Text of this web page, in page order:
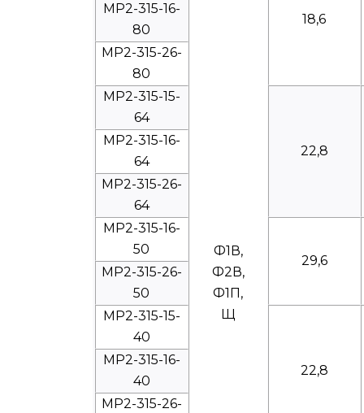
Ф1В,
Ф2В,
Ф1П,
Щ
18,6
МР2-315-16-
80
МР2-315-26-
80
МР2-315-15-
64
22,8
МР2-315-16-
64
МР2-315-26-
64
МР2-315-16-
50
29,6
МР2-315-26-
50
МР2-315-15-
40
22,8
МР2-315-16-
40
МР2-315-26-